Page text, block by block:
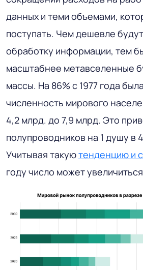
данных и теми объемами,
поступать. Чем дешевле
обработку информации, тем
масштабнее метавселенные
массы. На 86% с 1977 года
численность мирового
4,2 млрд. до 7,9 млрд. Это
полупроводников на 1 душу в
Учитывая такуютенденцию и
году число может